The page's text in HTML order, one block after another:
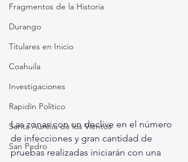
Fragmentos de la Historia
Durango
Titulares en Inicio
Coahuila
Investigaciones
Rapidín Político
Santa Aurelia de los Vientos
San Pedro
Las zonas con un declive en el número
de infecciones y gran cantidad de
pruebas realizadas iniciarán con una